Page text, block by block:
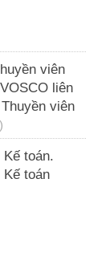
viên
liên
viên
Kế toán.
Kế toán